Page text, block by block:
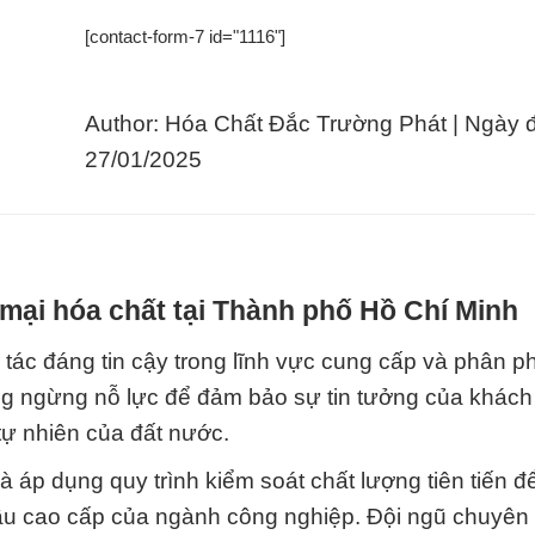
[contact-form-7 id="1116"]
Author: Hóa Chất Đắc Trường Phát | Ngày
27/01/2025
hóa chất tại Thành phố Hồ Chí Minh
đáng tin cậy trong lĩnh vực cung cấp và phân
ngừng nỗ lực để đảm bảo sự tin tưởng của
nhiên của đất nước.
áp dụng quy trình kiểm soát chất lượng tiên tiến
cao cấp của ngành công nghiệp. Đội ngũ chuyên